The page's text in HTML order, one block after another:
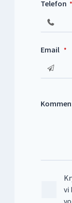
Telefon *
Email *
vi